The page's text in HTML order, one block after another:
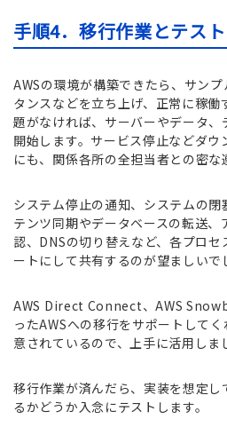
手順4．移行作業とテスト
AWSの環境が構築できたら、サン
タンスなどを立ち上げ、正常に稼
題がなければ、サーバーやデータ
開始します。サービス停止などダウ
にも、関係各所の全担当者との密な
システム停止の通知、システムの
テンツ同期やデータベースの転送
認、DNSの切り替えなど、各プロ
ートにして共有するのが望ましいで
AWS Direct Connect、AWS
ったAWSへの移行をサポートして
意されているので、上手に活用しま
移行作業が済んだら、実装を想定し
るかどうか入念にテストします。